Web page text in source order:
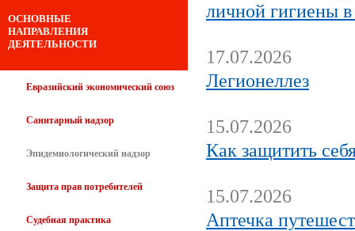
ОСНОВНЫЕ
НАПРАВЛЕНИЯ
ДЕЯТЕЛЬНОСТИ
Евразийский экономический союз
Санитарный надзор
Эпидемиологический надзор
Защита прав потребителей
Судебная практика
личной гигиены
17.07.2026
Легионеллез
15.07.2026
Как защитить
15.07.2026
Аптечка